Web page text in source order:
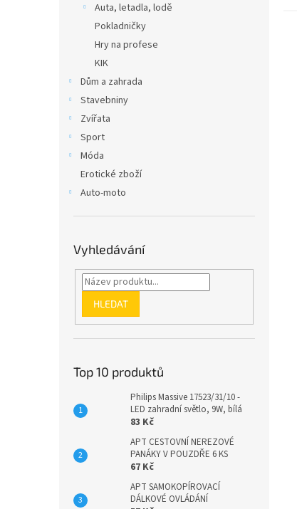
Auta, letadla, lodě
Pokladničky
Hry na profese
KIK
Dům a zahrada
Stavebniny
Zvířata
Sport
Móda
Erotické zboží
Auto-moto
Vyhledávání
HLEDAT
Top 10 produktů
Philips Massive 17523/31/10 -
LED zahradní světlo, 9W, bílá
83 Kč
APT CESTOVNÍ NEREZOVÉ
PANÁKY V POUZDŘE 6 KS
67 Kč
APT SAMOKOPÍROVACÍ
DÁLKOVÉ OVLÁDÁNÍ